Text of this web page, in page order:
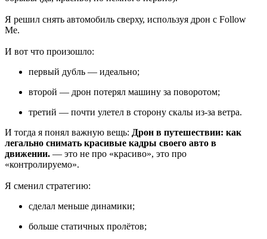
Я решил снять автомобиль сверху, используя дрон с Follow
Me.
И вот что произошло:
первый дубль — идеально;
второй — дрон потерял машину за поворотом;
третий — почти улетел в сторону скалы из-за ветра.
И тогда я понял важную вещь: Дрон в путешествии: как
легально снимать красивые кадры своего авто в
движении. — это не про «красиво», это про
«контролируемо».
Я сменил стратегию:
сделал меньше динамики;
больше статичных пролётов;